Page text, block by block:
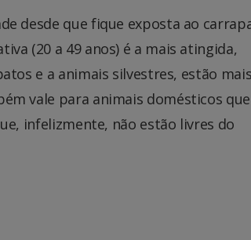
desde que fique exposta ao
(20 a 49 anos) é a mais atingida,
e a animais silvestres, estão mais
vale para animais domésticos que
infelizmente, não estão livres do